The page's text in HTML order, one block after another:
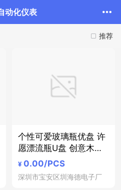
动化仪表
推荐
个性可爱玻璃瓶优盘 许
愿漂流瓶U盘 创意木质
U盘
¥ 0.00/PCS
深圳市宝安区圳海德电子厂